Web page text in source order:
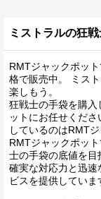
ミストラルの狂
RMTジャックポッ
格で販売中。 ミス
楽しもう。
狂戦士の手袋を購
ットにお任せくだ
しているのはRMTジ
RMTジャックポッ
士の手袋の底値を目
確実な対応力と迅
ビスを提供していま